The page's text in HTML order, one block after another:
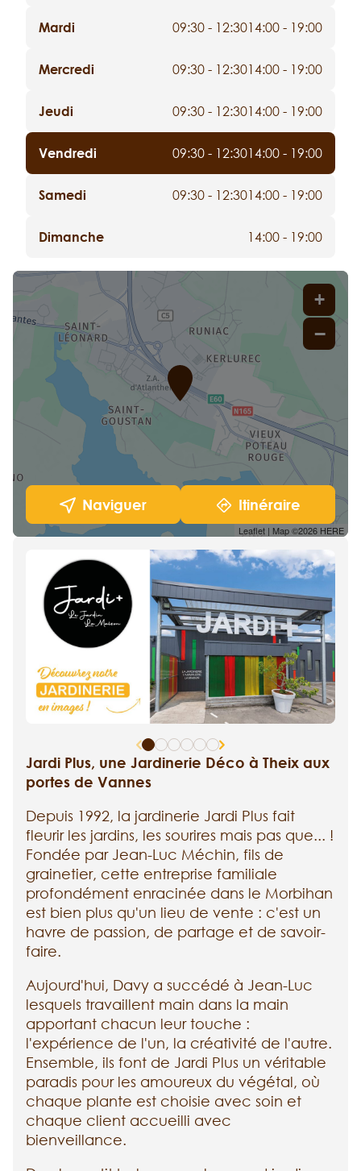
Mardi 09:30 - 12:3014:00 - 19:00
Mercredi 09:30 - 12:3014:00 - 19:00
Jeudi 09:30 - 12:3014:00 - 19:00
Vendredi 09:30 - 12:3014:00 - 19:00
Samedi 09:30 - 12:3014:00 - 19:00
Dimanche 14:00 - 19:00
+
−
Leaflet | Map ©2026 HERE
Naviguer Itinéraire
Jardi Plus, une Jardinerie Déco à Theix aux
portes de Vannes
Depuis 1992, la jardinerie Jardi Plus fait
fleurir les jardins, les sourires mais pas que... !
Fondée par Jean-Luc Méchin, fils de
grainetier, cette entreprise familiale
profondément enracinée dans le Morbihan
est bien plus qu'un lieu de vente : c'est un
havre de passion, de partage et de savoir-
faire.
Aujourd'hui, Davy a succédé à Jean-Luc
lesquels travaillent main dans la main
apportant chacun leur touche :
l'expérience de l'un, la créativité de l'autre.
Ensemble, ils font de Jardi Plus un véritable
paradis pour les amoureux du végétal, où
chaque plante est choisie avec soin et
chaque client accueilli avec
bienveillance.